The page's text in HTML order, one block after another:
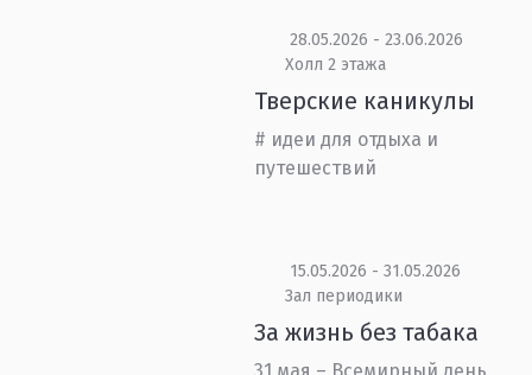
28.05.2026 - 23.06.2026
Холл 2 этажа
Тверские каникулы
# идеи для отдыха и
путешествий
15.05.2026 - 31.05.2026
Зал периодики
За жизнь без табака